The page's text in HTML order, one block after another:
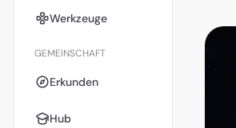
Werkzeuge
GEMEINSCHAFT
Erkunden
Hub